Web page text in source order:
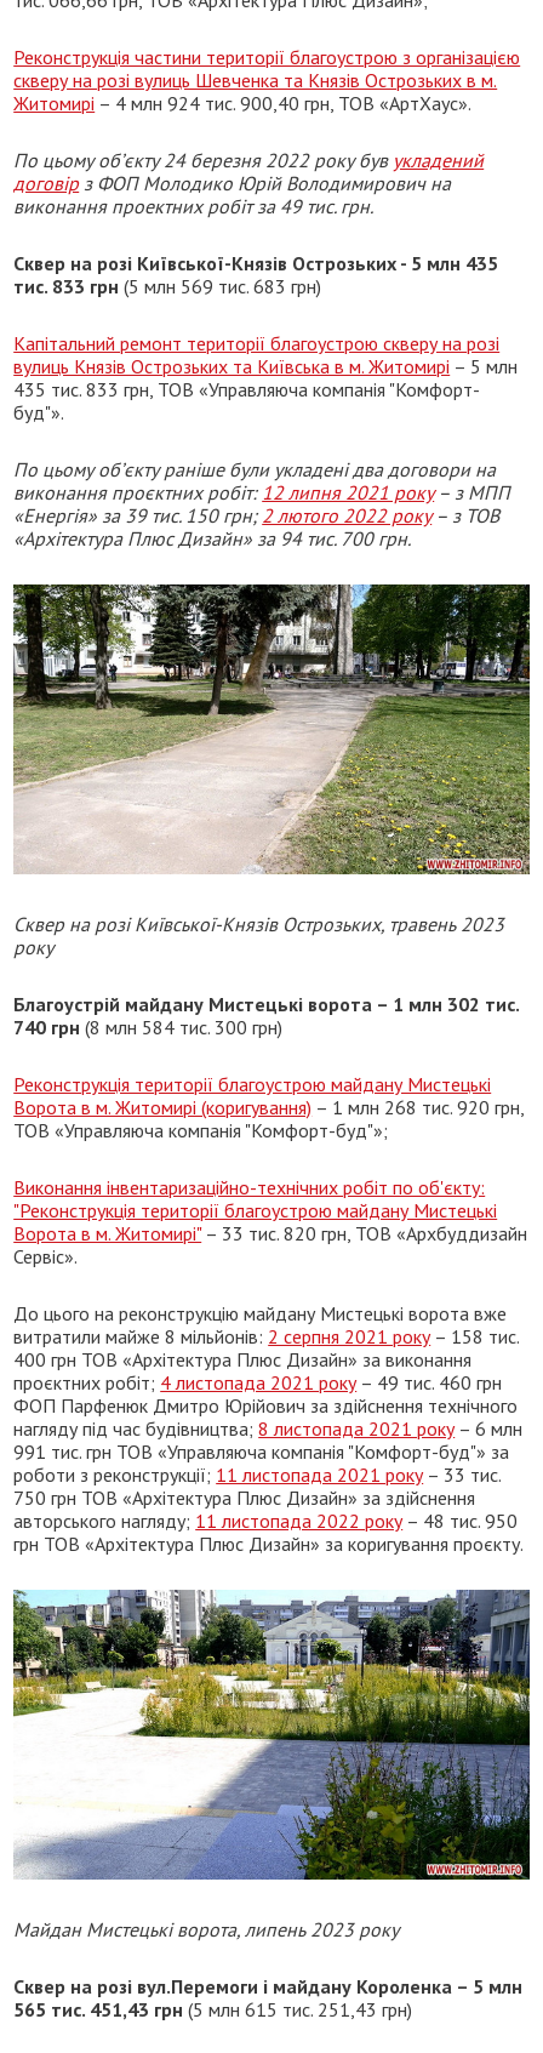
Реконструкція частини території благоустрою з організацією
скверу на розі вулиць Шевченка та Князів Острозьких в м.
Житомирі – 4 млн 924 тис. 900,40 грн, ТОВ «АртХаус».
По цьому об’єкту 24 березня 2022 року був укладений
договірз ФОП Молодико Юрій Володимирович на
виконання проектних робіт за 49 тис. грн.
Сквер на розі Київської-Князів Острозьких - 5 млн 435
тис. 833 грн(5 млн 569 тис. 683 грн)
Капітальний ремонт території благоустрою скверу на розі
вулиць Князів Острозьких та Київська в м. Житомирі – 5 млн
435 тис. 833 грн, ТОВ «Управляюча компанія "Комфорт-
буд"».
По цьому об’єкту раніше були укладені два договори на
виконання проєктних робіт: 12 липня 2021 року– з МПП
«Енергія» за 39 тис. 150 грн; 2 лютого 2022 року– з ТОВ
«Архітектура Плюс Дизайн» за 94 тис. 700 грн.
Сквер на розі Київської-Князів Острозьких, травень 2023
року
Благоустрій майдану Мистецькі ворота – 1 млн 302 тис.
740 грн(8 млн 584 тис. 300 грн)
Реконструкція території благоустрою майдану Мистецькі
Ворота в м. Житомирі (коригування) – 1 млн 268 тис. 920 грн,
ТОВ «Управляюча компанія "Комфорт-буд"»;
Виконання інвентаризаційно-технічних робіт по об'єкту:
"Реконструкція території благоустрою майдану Мистецькі
Ворота в м. Житомирі"– 33 тис. 820 грн, ТОВ «Архбуддизайн
Сервіс».
До цього на реконструкцію майдану Мистецькі ворота вже
витратили майже 8 мільйонів: 2 серпня 2021 року– 158 тис.
400 грн ТОВ «Архітектура Плюс Дизайн» за виконання
проєктних робіт; 4 листопада 2021 року– 49 тис. 460 грн
ФОП Парфенюк Дмитро Юрійович за здійснення технічного
нагляду під час будівництва;8 листопада 2021 року– 6 млн
991 тис. грн ТОВ «Управляюча компанія "Комфорт-буд"» за
роботи з реконструкції; 11 листопада 2021 року– 33 тис.
750 грн ТОВ «Архітектура Плюс Дизайн» за здійснення
авторського нагляду; 11 листопада 2022 року– 48 тис. 950
грн ТОВ «Архітектура Плюс Дизайн» за коригування проєкту.
Майдан Мистецькі ворота, липень 2023 року
Сквер на розі вул.Перемоги і майдану Короленка – 5 млн
565 тис. 451,43 грн(5 млн 615 тис. 251,43 грн)